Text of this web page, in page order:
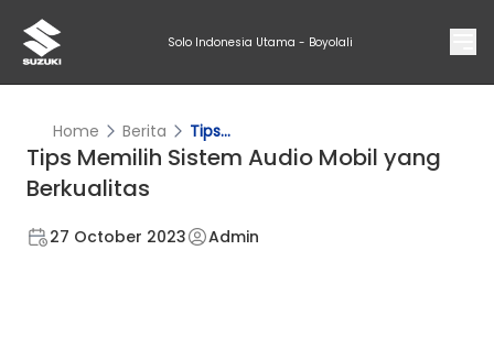
Solo Indonesia Utama - Boyolali
Home Berita Tips...
Tips Memilih Sistem Audio Mobil yang
Berkualitas
27 October 2023 Admin